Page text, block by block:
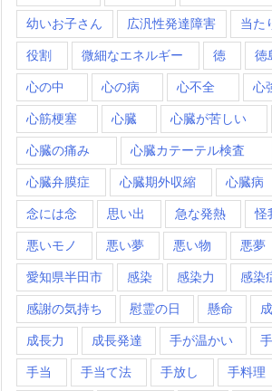
幼いお子さん 広汎性発達障害 当た
役割 微細なエネルギー 徳 徳
心の中 心の病 心不全 心
心筋梗塞 心臓 心臓が苦しい
心臓の痛み 心臓カテーテル検査
心臓弁膜症 心臓期外収縮 心臓病
念には念 思い出 急な発熱 怪
悪いモノ 悪い夢 悪い物 悪夢
愛知県半田市 感染 感染力 感染
感謝の気持ち 慰霊の日 懸命
成長力 成長発達 手が温かい
手当 手当て法 手放し 手料理